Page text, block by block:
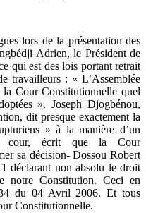
lors de la présentation des
Adrien, le Président de
qui est des lois portant retrait
travailleurs : « L’Assemblée
la Cour Constitutionnelle quel
». Joseph Djogbénou,
dit presque exactement la
» à la manière d’un
cour, écrit que la Cour
sa décision- Dossou Robert
déclarant non absolu le droit
notre Constitution. Ceci en
du 04 Avril 2006. Et tous
Constitutionnelle.